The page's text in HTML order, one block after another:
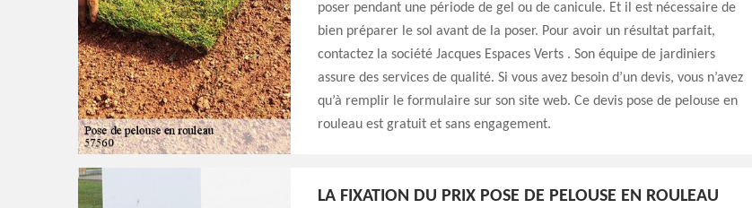
poser pendant une période de gel ou de canicule. Et il est nécessaire de
bien préparer le sol avant de la poser. Pour avoir un résultat parfait,
contactez la société Jacques Espaces Verts . Son équipe de jardiniers
assure des services de qualité. Si vous avez besoin d’un devis, vous n’avez
qu’à remplir le formulaire sur son site web. Ce devis pose de pelouse en
rouleau est gratuit et sans engagement.
LA FIXATION DU PRIX POSE DE PELOUSE EN ROULEAU